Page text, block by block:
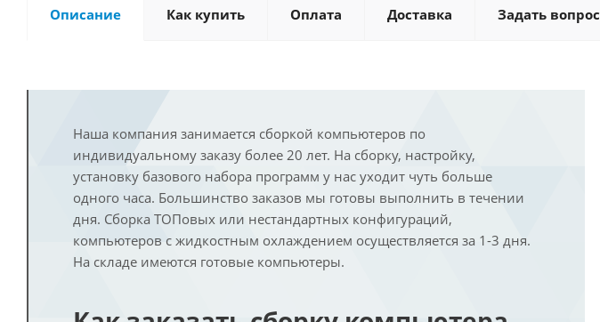
Описание Как купить Оплата Доставка Задать вопрос
Наша компания занимается сборкой компьютеров по
индивидуальному заказу более 20 лет. На сборку, настройку,
установку базового набора программ у нас уходит чуть больше
одного часа. Большинство заказов мы готовы выполнить в течении
дня. Сборка ТОПовых или нестандартных конфигураций,
компьютеров с жидкостным охлаждением осуществляется за 1-3 дня.
На складе имеются готовые компьютеры.